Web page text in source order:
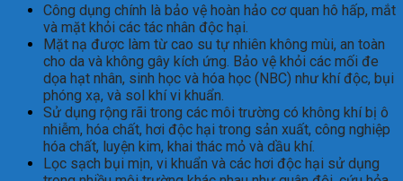
Công dụng chính là bảo vệ hoàn hảo cơ quan hô hấp, mắt
và mặt khỏi các tác nhân độc hại.
Mặt nạ được làm từ cao su tự nhiên không mùi, an toàn
cho da và không gây kích ứng. Bảo vệ khỏi các mối đe
dọa hạt nhân, sinh học và hóa học (NBC) như khí độc, bụi
phóng xạ, và sol khí vi khuẩn.
Sử dụng rộng rãi trong các môi trường có không khí bị ô
nhiễm, hóa chất, hơi độc hại trong sản xuất, công nghiệp
hóa chất, luyện kim, khai thác mỏ và dầu khí.
Lọc sạch bụi mịn, vi khuẩn và các hơi độc hại sử dụng